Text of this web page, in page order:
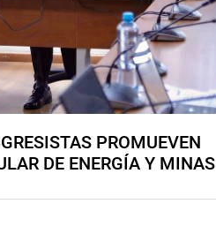
PROMUEVEN
DE ENERGÍA Y MINAS